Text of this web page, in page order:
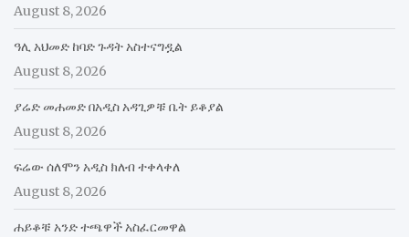
August 8, 2026
ዓሊ አህመድ ከባድ ጉዳት አስተናግዷል
August 8, 2026
ያሬድ መሐመድ በአዲስ አዳጊዎቹ ቤት ይቆያል
August 8, 2026
ፍሬው ሰለሞን አዲስ ክለብ ተቀላቀለ
August 8, 2026
ሐይቆቹ አንድ ተጫዋች አስፈርመዋል